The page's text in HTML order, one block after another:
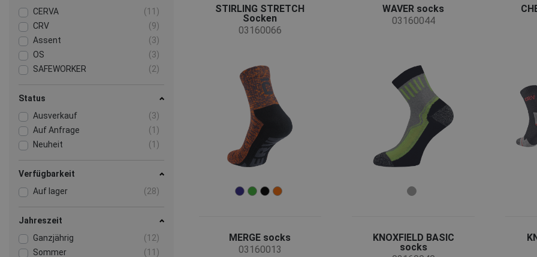
CERVA
(11)
CRV
(9)
Assent
(3)
OS
(3)
SAFEWORKER
(2)
Status
Ausverkauf
(3)
Auf Anfrage
(1)
Neuheit
(1)
Verfügbarkeit
Auf lager
(28)
Jahreszeit
Ganzjährig
(12)
Sommer
(11)
STIRLING STRETCH
Socken
03160066
WAVER socks
03160044
MERGE socks
03160013
KNOXFIELD BASIC
socks